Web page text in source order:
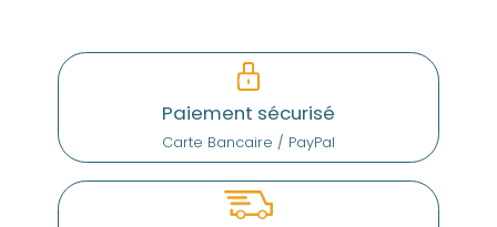
Paiement sécurisé
Carte Bancaire / PayPal